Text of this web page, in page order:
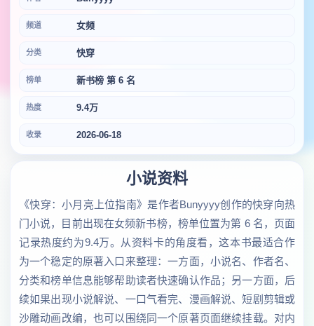
频道 女频
分类 快穿
榜单 新书榜 第 6 名
热度 9.4万
收录 2026-06-18
小说资料
《快穿：小月亮上位指南》是作者Bunyyyy创作的快穿向热
门小说，目前出现在女频新书榜，榜单位置为第 6 名，页面
记录热度约为9.4万。从资料卡的角度看，这本书最适合作
为一个稳定的原著入口来整理：一方面，小说名、作者名、
分类和榜单信息能够帮助读者快速确认作品；另一方面，后
续如果出现小说解说、一口气看完、漫画解说、短剧剪辑或
沙雕动画改编，也可以围绕同一个原著页面继续挂载。对内